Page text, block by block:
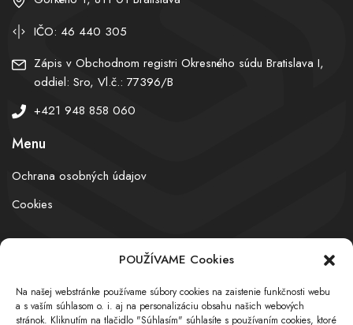
POUŽÍVAME Cookies
Na našej webstránke používame súbory cookies na zaistenie funkčnosti webu
a s vaším súhlasom o. i. aj na personalizáciu obsahu našich webových
stránok. Kliknutím na tlačidlo "Súhlasím" súhlasíte s používaním cookies, ktoré
IČO: 46 440 305
Zápis v Obchodnom registri Okresného súdu Bratislava I,
oddiel: Sro, Vl.č.: 77396/B
+421 948 858 060
Menu
Ochrana osobných údajov
Cookies